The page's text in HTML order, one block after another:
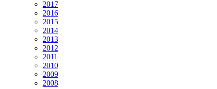
2017
2016
2015
2014
2013
2012
2011
2010
2009
2008